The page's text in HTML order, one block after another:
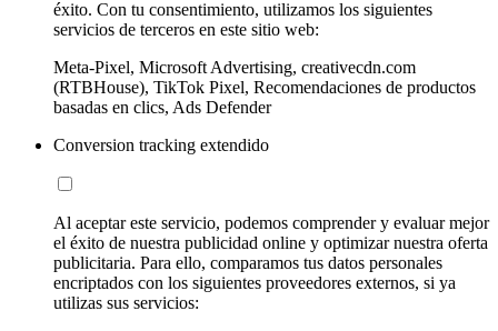
éxito. Con tu consentimiento, utilizamos los siguientes
servicios de terceros en este sitio web:
Meta-Pixel, Microsoft Advertising, creativecdn.com
(RTBHouse), TikTok Pixel, Recomendaciones de productos
basadas en clics, Ads Defender
Conversion tracking extendido
Al aceptar este servicio, podemos comprender y evaluar mejor
el éxito de nuestra publicidad online y optimizar nuestra oferta
publicitaria. Para ello, comparamos tus datos personales
encriptados con los siguientes proveedores externos, si ya
utilizas sus servicios: